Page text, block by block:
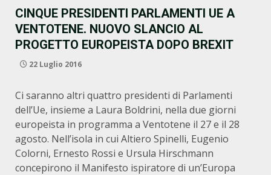
CINQUE PRESIDENTI PARLAMENTI UE A
VENTOTENE. NUOVO SLANCIO AL
PROGETTO EUROPEISTA DOPO BREXIT
22 Luglio 2016
Ci saranno altri quattro presidenti di Parlamenti
dell’Ue, insieme a Laura Boldrini, nella due giorni
europeista in programma a Ventotene il 27 e il 28
agosto. Nell’isola in cui Altiero Spinelli, Eugenio
Colorni, Ernesto Rossi e Ursula Hirschmann
concepirono il Manifesto ispiratore di un’Europa